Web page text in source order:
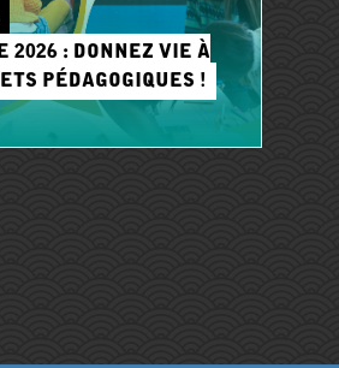
2026 : donnez vie à
pédagogiques !